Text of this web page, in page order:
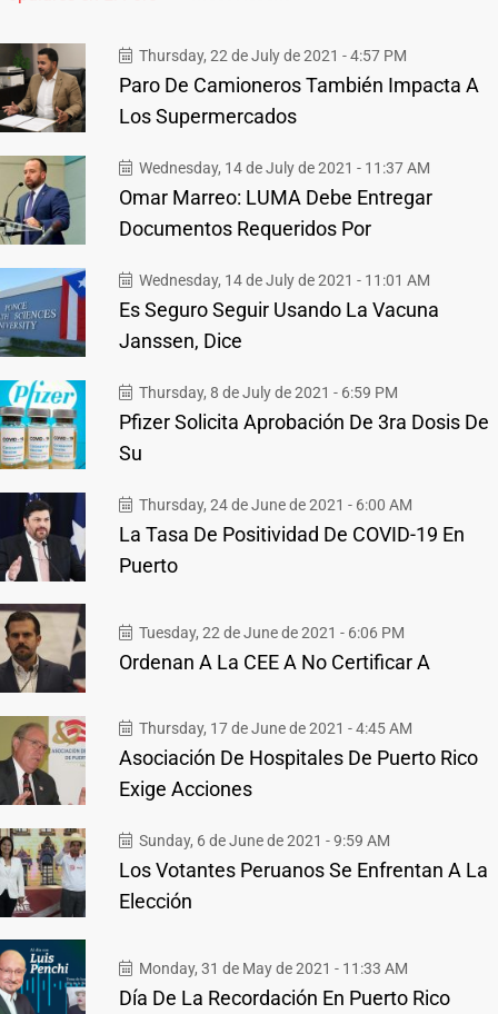
Thursday, 22 de July de 2021 - 4:57 PM
Paro De Camioneros También Impacta A
Los Supermercados
Wednesday, 14 de July de 2021 - 11:37 AM
Omar Marreo: LUMA Debe Entregar
Documentos Requeridos Por
Wednesday, 14 de July de 2021 - 11:01 AM
Es Seguro Seguir Usando La Vacuna
Janssen, Dice
Thursday, 8 de July de 2021 - 6:59 PM
Pfizer Solicita Aprobación De 3ra Dosis De
Su
Thursday, 24 de June de 2021 - 6:00 AM
La Tasa De Positividad De COVID-19 En
Puerto
Tuesday, 22 de June de 2021 - 6:06 PM
Ordenan A La CEE A No Certificar A
Thursday, 17 de June de 2021 - 4:45 AM
Asociación De Hospitales De Puerto Rico
Exige Acciones
Sunday, 6 de June de 2021 - 9:59 AM
Los Votantes Peruanos Se Enfrentan A La
Elección
Monday, 31 de May de 2021 - 11:33 AM
Día De La Recordación En Puerto Rico